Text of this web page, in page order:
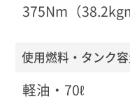
375Nm（
使用燃料・タンク
軽油・70ℓ